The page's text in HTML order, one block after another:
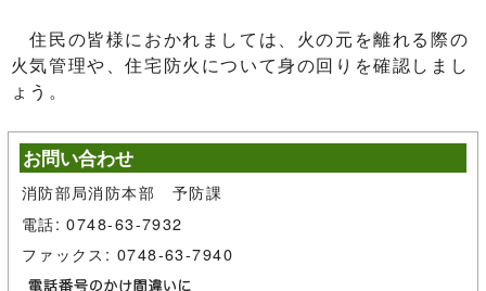
住民の皆様におかれましては、火の元を離れる際の
火気管理や、住宅防火について身の回りを確認しまし
ょう。
お問い合わせ
消防部局消防本部 予防課
電話: 0748-63-7932
ファックス: 0748-63-7940